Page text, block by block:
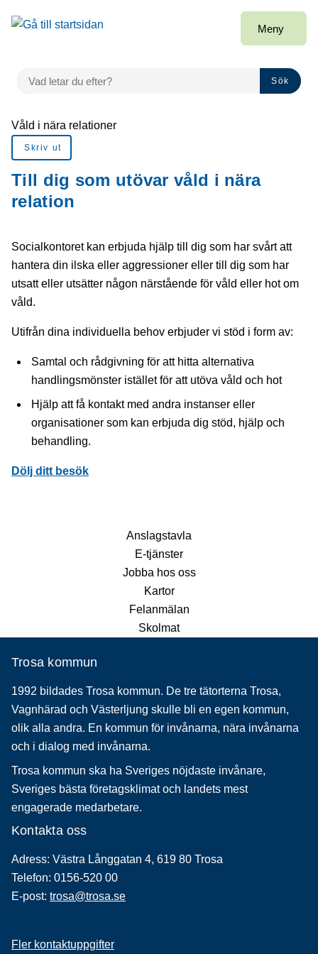
Gå till innehåll
till sidomeny
Meny
VAD LETAR DU EFTER?
Sök
Du är här:
Våld i nära relationer
Skriv ut
Till dig som utövar våld i nära
relation
Socialkontoret kan erbjuda hjälp till dig som har svårt att
hantera din ilska eller aggressioner eller till dig som har
utsatt eller utsätter någon närstående för våld eller hot om
våld.
Utifrån dina individuella behov erbjuder vi stöd i form av:
Samtal och rådgivning för att hitta alternativa
handlingsmönster istället för att utöva våld och hot
Hjälp att få kontakt med andra instanser eller
organisationer som kan erbjuda dig stöd, hjälp och
behandling.
Dölj ditt besök
Anslagstavla
E-tjänster
Jobba hos oss
Kartor
Felanmälan
Skolmat
Trosa kommun
1992 bildades Trosa kommun. De tre tätorterna Trosa,
Vagnhärad och Västerljung skulle bli en egen kommun,
olik alla andra. En kommun för invånarna, nära invånarna
och i dialog med invånarna.
Trosa kommun ska ha Sveriges nöjdaste invånare,
Sveriges bästa företagsklimat och landets mest
engagerade medarbetare.
Kontakta oss
Adress: Västra Långgatan 4, 619 80 Trosa
Telefon: 0156-520 00
E-post: trosa@trosa.se
Fler kontaktuppgifter